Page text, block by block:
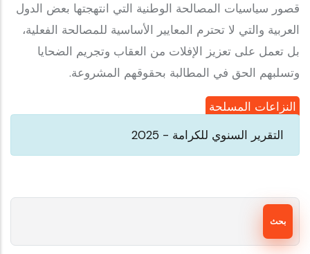
قصور سياسيات المصالحة الوطنية التي انتهجتها بعض الدول
العربية والتي لا تحترم المعايير الأساسية للمصالحة الفعلية،
بل تعمل على تعزيز الإفلات من العقاب وتجريم الضحايا
وتسلبهم الحق في المطالبة بحقوقهم المشروعة.
النزاعات المسلحة
التقرير السنوي للكرامة - 2025